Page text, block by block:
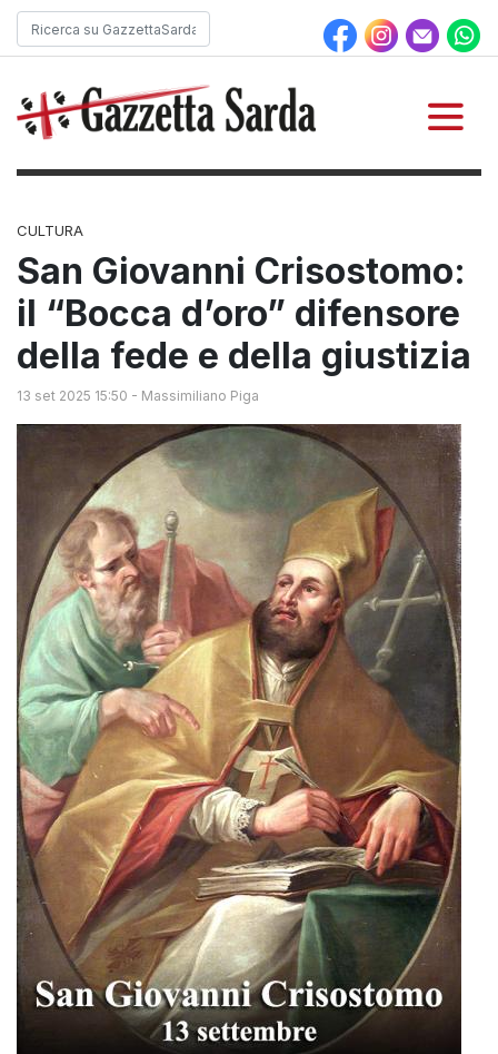
CULTURA
San Giovanni Crisostomo:
il “Bocca d’oro” difensore
della fede e della giustizia
13 set 2025 15:50 - Massimiliano Piga